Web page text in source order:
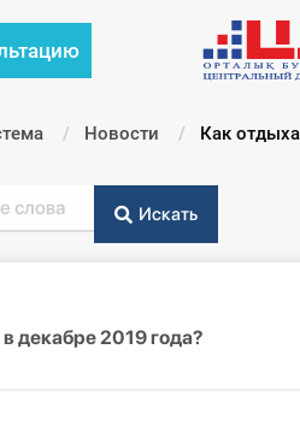
Новости Текущий:
Как
Искать
декабре 2019 года?